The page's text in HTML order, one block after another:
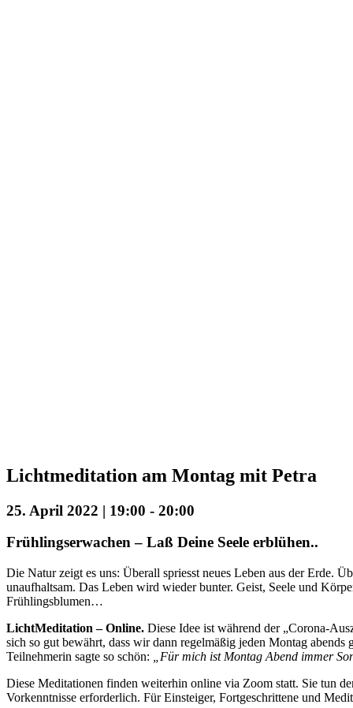
Lichtmeditation am Montag mit Petra
25. April 2022 | 19:00 - 20:00
Frühlingserwachen – Laß Deine Seele erblühen..
Die Natur zeigt es uns: Überall spriesst neues Leben aus der Erde.
unaufhaltsam. Das Leben wird wieder bunter. Geist, Seele und
Frühlingsblumen…
LichtMeditation – Online. Diese Idee ist während der „Corona-
sich so gut bewährt, dass wir dann regelmäßig jeden Montag
Teilnehmerin sagte so schön:
„Für mich ist Montag Abend immer
Diese Meditationen finden weiterhin online via Zoom statt. Sie tun
Vorkenntnisse erforderlich. Für Einsteiger, Fortgeschrittene und